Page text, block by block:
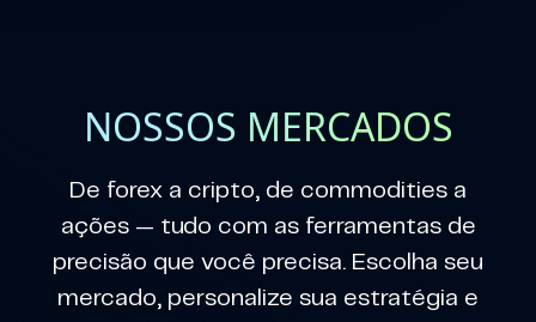
NOSSOS MERCADOS
De forex a cripto, de commodities a
ações — tudo com as ferramentas de
precisão que você precisa. Escolha seu
mercado, personalize sua estratégia e